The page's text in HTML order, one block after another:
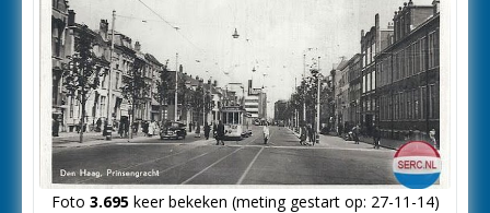
Foto 3.695keer bekeken (meting gestart op: 27-11-14)